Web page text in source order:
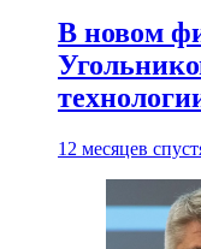
В новом
12 месяцев